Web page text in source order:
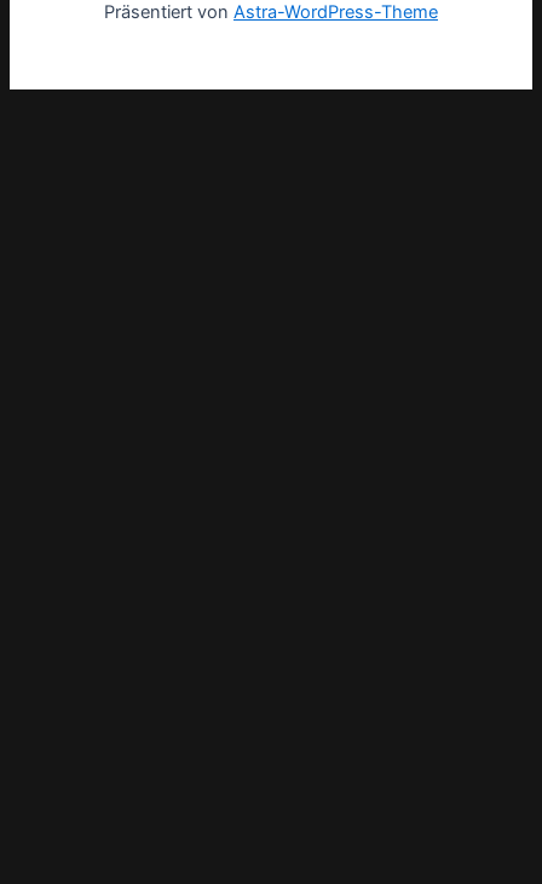
Präsentiert von Astra-WordPress-Theme